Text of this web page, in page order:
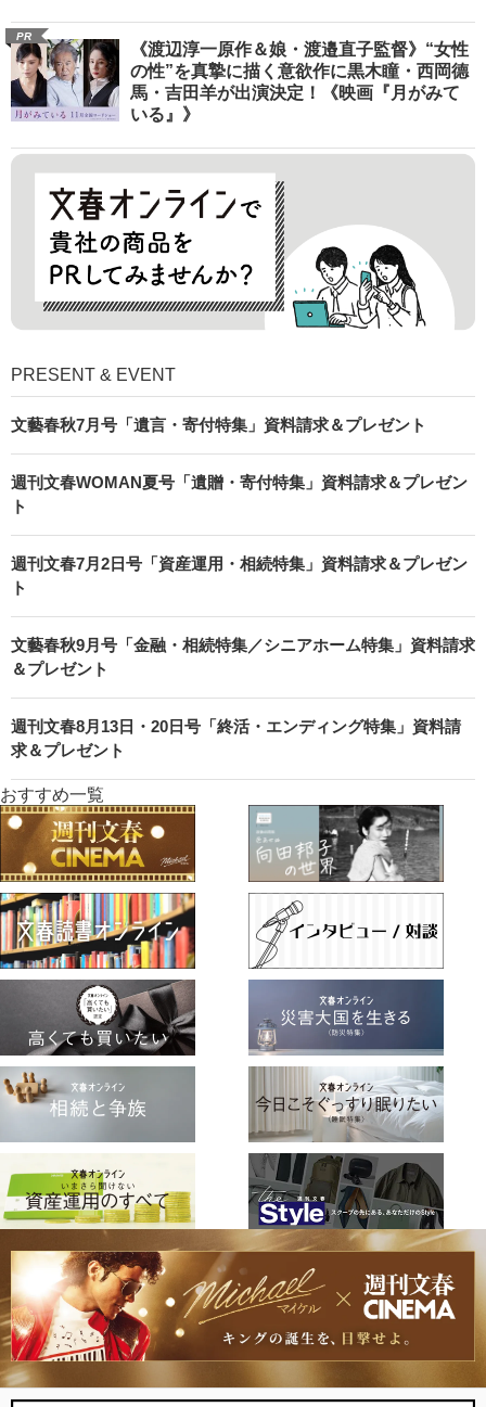
PR
《渡辺淳一原作＆娘・渡邉直子監督》“女性
の性”を真摯に描く意欲作に黒木瞳・西岡德
馬・吉田羊が出演決定！《映画『月がみて
いる』》
PRESENT & EVENT
文藝春秋7月号「遺言・寄付特集」資料請求＆プレゼント
週刊文春WOMAN夏号「遺贈・寄付特集」資料請求＆プレゼン
ト
週刊文春7月2日号「資産運用・相続特集」資料請求＆プレゼン
ト
文藝春秋9月号「金融・相続特集／シニアホーム特集」資料請求
＆プレゼント
週刊文春8月13日・20日号「終活・エンディング特集」資料請
求＆プレゼント
おすすめ一覧